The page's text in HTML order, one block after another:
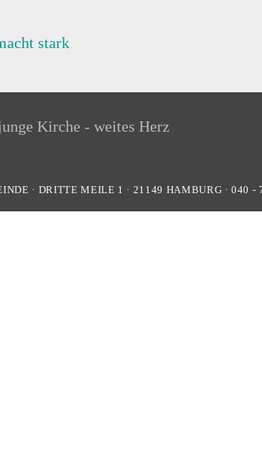
stark
· DRITTE MEILE 1 · 21149 HAMBURG ·040 -